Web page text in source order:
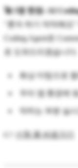
🚀 5명 한정: AI
"혼자 하기 막막해요
Coding Agent로
로 도와드리겠습니다.
화상 미팅으로
우리 앱 환경에
막히는 부분 실
신청 폼 바로가기